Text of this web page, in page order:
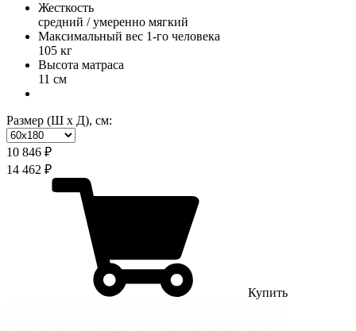
Жесткость
средний / умеренно мягкий
Максимальный вес 1-го человека
105 кг
Высота матраса
11 см
Размер (Ш х Д), см:
10 846 ₽
14 462 ₽
Купить